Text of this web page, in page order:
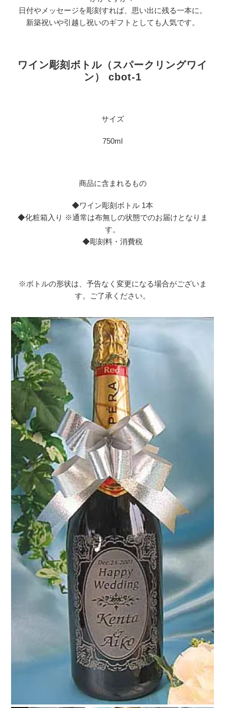
日付やメッセージを彫刻すれば、思い出に残る一本に。
新築祝いや引越し祝いのギフトとしても人気です。
ワイン彫刻ボトル（スパークリングワイ
ン） cbot-1
サイズ
750ml
商品に含まれるもの
◆ワイン彫刻ボトル 1本
◆化粧箱入り ※通常は布無しの状態でのお届けとなりま
す。
◆彫刻料・消費税
※ボトルの形状は、予告なく変更になる場合がございま
す。ご了承ください。